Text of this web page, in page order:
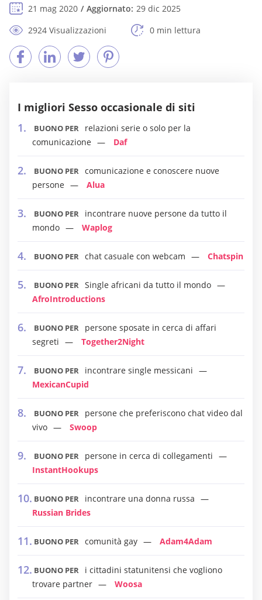
21 mag 2020
Aggiornato: 29 dic 2025
2924 Visualizzazioni
0 min lettura
I migliori Sesso occasionale di siti
BUONO PER
relazioni serie o solo per la
comunicazione
Daf
BUONO PER comunicazione e conoscere nuove
persone
Alua
BUONO PER
incontrare nuove persone da tutto il
mondo
Waplog
BUONO PER chat casuale con webcam Chatspin
BUONO PER Single africani da tutto il mondo
AfroIntroductions
BUONO PER
persone sposate in cerca di affari
segreti
Together2Night
BUONO PER
incontrare single messicani
MexicanCupid
BUONO PER
persone che preferiscono chat video dal
vivo
Swoop
BUONO PER
persone in cerca di collegamenti
InstantHookups
BUONO PER
incontrare una donna russa
Russian Brides
BUONO PER comunità gay Adam4Adam
BUONO PER
i cittadini statunitensi che vogliono
trovare partner
Woosa